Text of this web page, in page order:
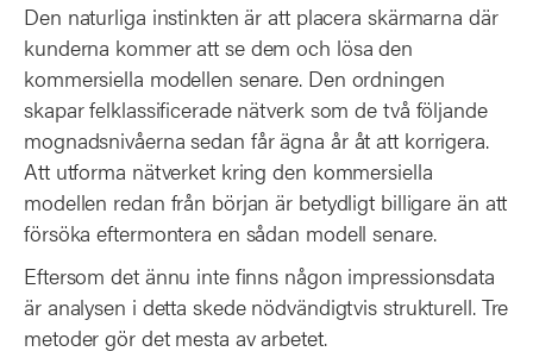
Den naturliga instinkten är att placera skärmarna där
kunderna kommer att se dem och lösa den
kommersiella modellen senare. Den ordningen
skapar felklassificerade nätverk som de två följande
mognadsnivåerna sedan får ägna år åt att korrigera.
Att utforma nätverket kring den kommersiella
modellen redan från början är betydligt billigare än att
försöka eftermontera en sådan modell senare.
Eftersom det ännu inte finns någon impressionsdata
är analysen i detta skede nödvändigtvis strukturell. Tre
metoder gör det mesta av arbetet.